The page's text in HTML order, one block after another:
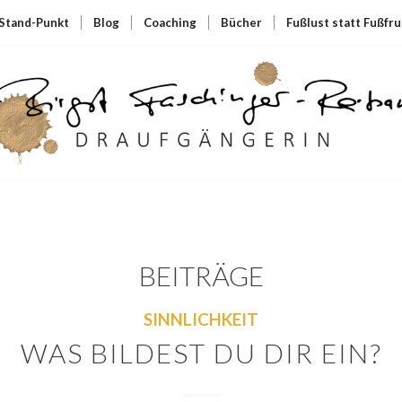
Punkt Blog Coaching Bücher Fußlust statt
BEITRÄGE
SINNLICHKEIT
WAS BILDEST DU DIR EIN?